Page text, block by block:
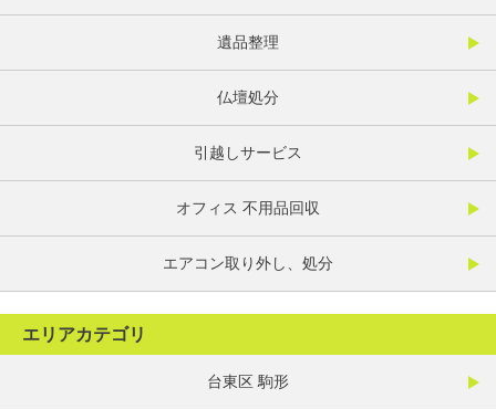
遺品整理
仏壇処分
引越しサービス
オフィス 不用品回収
エアコン取り外し、処分
エリアカテゴリ
台東区 駒形